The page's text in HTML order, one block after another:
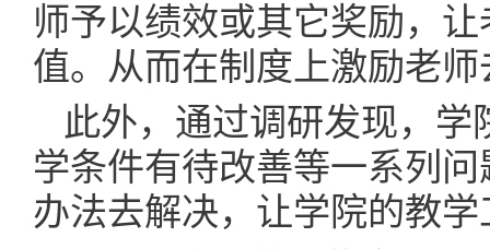
师予以绩效或其它奖励，
值。从而在制度上激励老
此外，通过调研发现，
学条件有待改善等一系列
办法去解决，让学院的教